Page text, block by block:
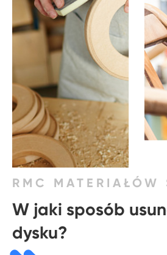
RMC MATERIAŁÓW
W jaki sposób
dysku?